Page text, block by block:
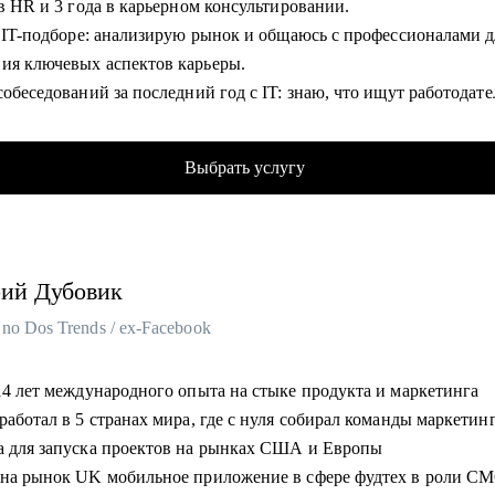
помочь:
продукта разного уровня.
и Head of Product
HR и 3 года в карьерном консультировании.
IT-подборе: анализирую рынок и общаюсь с профессионалами
ключевых аспектов карьеры.
за последний год с IT: знаю, что ищут
соискателям эффективно презентовать себя для получения
оффера и трудоустройства в подходящую компанию.
тренеровочного собеседования.
к собеседованию, помощь с самопрезентацией.
Выбрать услугу
Дубовик
Dos Trends / ex-Facebook
лет международного опыта на стыке продукта и маркетинга
в 5 странах мира, где с нуля собирал команды
для запуска проектов на рынках США и Европы
рынок UK мобильное приложение в сфере фудтех в роли